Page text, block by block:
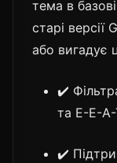
тема в
старі версії
або вигадує
✔️
та E-E-
✔️